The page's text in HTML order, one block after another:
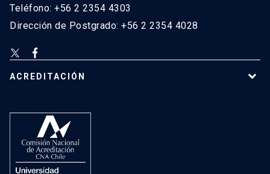
Teléfono: +56 2 2354 4303
Dirección de Postgrado: +56 2 2354 4028
ACREDITACIÓN